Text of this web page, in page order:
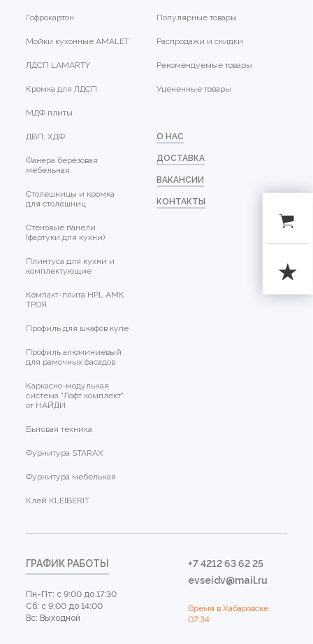
Гофрокартон
Мойки кухонные AMALET
ЛДСП LAMARTY
Кромка для ЛДСП
МДФ плиты
ДВП, ХДФ
Фанера берёзовая
мебельная
Столешницы и кромка
для столешниц
Стеновые панели
(фартуки для кухни)
Плинтуса для кухни и
комплектующие
Компакт-плита HPL АМК
ТРОЯ
Профиль для шкафов купе
Профиль алюминиевый
для рамочных фасадов
Каркасно-модульная
система "Лофт комплект"
от НАЙДИ
Бытовая техника
Фурнитура STARAX
Фурнитура мебельная
Клей KLEIBERIT
Популярные товары
Распродажи и скидки
Рекомендуемые товары
Уцененные товары
О НАС
ДОСТАВКА
ВАКАНСИИ
КОНТАКТЫ
ГРАФИК РАБОТЫ
Пн-Пт: с 9:00 до 17:30
Сб: с 9:00 до 14:00
Вс: Выходной
+7 4212 63 62 25
evseidv@mail.ru
Время в Хабаровске
07:34